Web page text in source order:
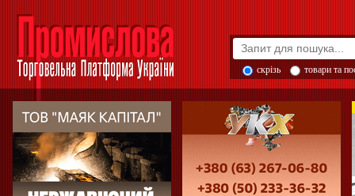
скрізь товари та